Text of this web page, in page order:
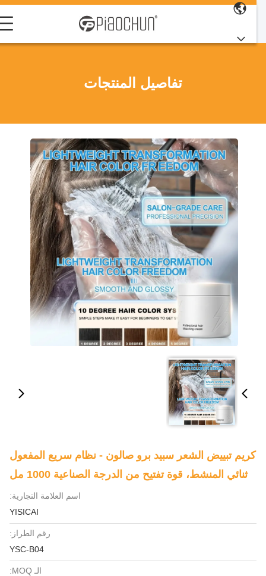
تفاصيل المنتجات
كريم تبييض الشعر سبيد برو صالون - نظام سريع المفعول
ثنائي المنشط، قوة تفتيح من الدرجة الصناعية 1000 مل
اسم العلامة التجارية:
YISICAI
رقم الطراز:
YSC-B04
الـ MOQ: